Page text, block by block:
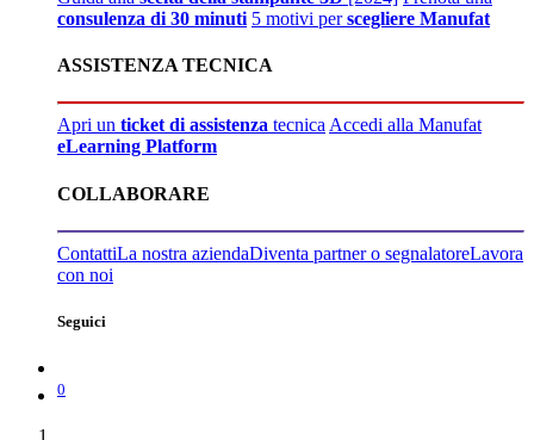
consulenza di 30 minuti 5 motivi perscegliere Manufat
ASSISTENZA TECNICA
Apri un ticket di assistenza tecnicaAccedi alla Manufat
eLearning Platform
COLLABORARE
ContattiLa nostra aziendaDiventa partner o segnalatoreLavora
con noi
Seguici
0